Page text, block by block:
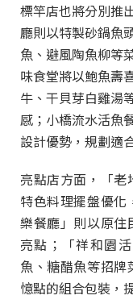
標竿店也將分別推
廳則以特製砂鍋魚
魚、避風陶魚柳等
味食堂將以鮑魚壽
牛、干貝芽白雞湯
感；小橋流水活魚
設計優勢，規劃適
亮點店方面，「
特色料理擺盤優
樂餐廳」則以原住
亮點；「祥和園
魚、糖醋魚等招
憶點的組合包裝，